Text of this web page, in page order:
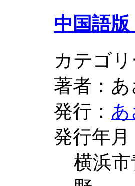
中国語
カテゴリ
著者：
発行：
発行年月
横浜